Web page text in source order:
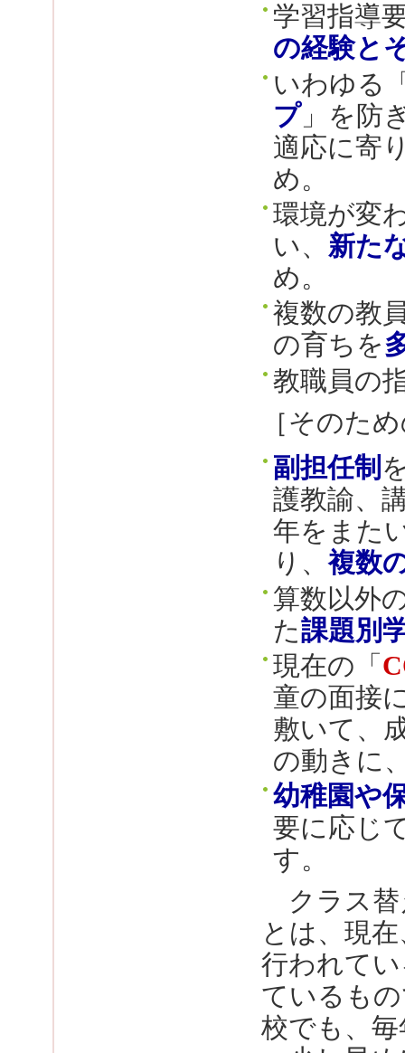
学習指導
の経験と
いわゆる
プ」を防
適応に寄
め。
環境が変
い、 新た
め。
複数の教
の育ちを
教職員の
［そのた
副担任制
護教諭、
年をまた
り、複数
算数以外
た課題別
現在の「
童の面接
敷いて、
の動きに
幼稚園や
要に応じ
す。
クラス替
とは、現
行われて
ているも
校でも、